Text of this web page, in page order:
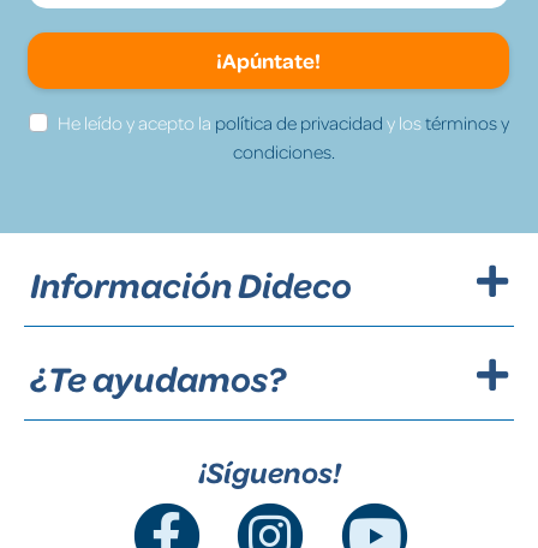
¡Apúntate!
He leído y acepto la política de privacidad y lostérminos y
condiciones.
Información Dideco
¿Te ayudamos?
¡Síguenos!